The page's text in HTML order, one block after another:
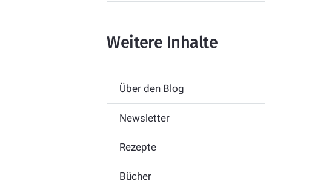
Weitere Inhalte
Über den Blog
Newsletter
Rezepte
Bücher